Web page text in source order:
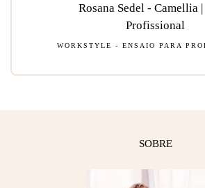
Rosana Sedel - Camellia
Profissional
WORKSTYLE - ENSAIO PARA
SOBRE